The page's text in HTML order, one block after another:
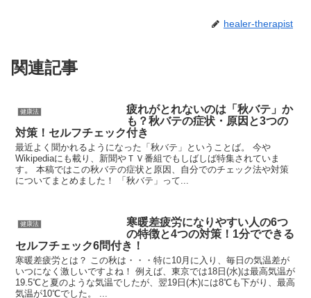
healer-therapist
関連記事
健康法
疲れがとれないのは「秋バテ」か
も？秋バテの症状・原因と3つの
対策！セルフチェック付き
最近よく聞かれるようになった「秋バテ」ということば。 今や
Wikipediaにも載り、新聞やＴＶ番組でもしばしば特集されていま
す。 本稿ではこの秋バテの症状と原因、自分でのチェック法や対策
についてまとめました！ 「秋バテ」って...
健康法
寒暖差疲労になりやすい人の6つ
の特徴と4つの対策！1分でできる
セルフチェック6問付き！
寒暖差疲労とは？ この秋は・・・特に10月に入り、毎日の気温差が
いつになく激しいですよね！ 例えば、東京では18日(水)は最高気温が
19.5℃と夏のような気温でしたが、翌19日(木)には8℃も下がり、最高
気温が10℃でした。 ...